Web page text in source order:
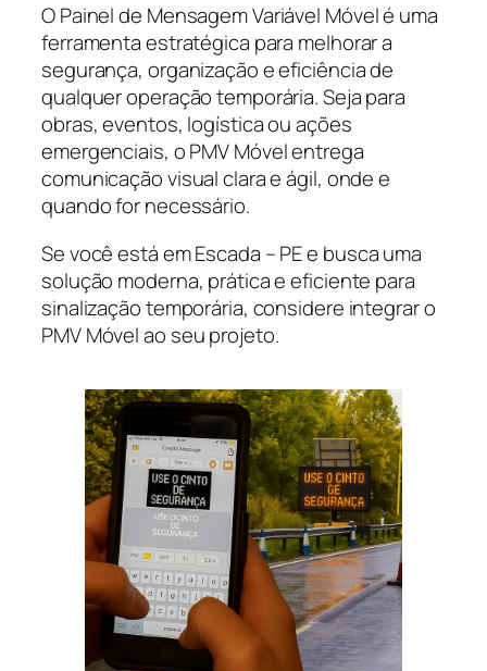
O Painel de Mensagem Variável Móvel é uma
ferramenta estratégica para melhorar a
segurança, organização e eficiência de
qualquer operação temporária. Seja para
obras, eventos, logística ou ações
emergenciais, o PMV Móvel entrega
comunicação visual clara e ágil, onde e
quando for necessário.
Se você está em Escada – PE e busca uma
solução moderna, prática e eficiente para
sinalização temporária, considere integrar o
PMV Móvel ao seu projeto.